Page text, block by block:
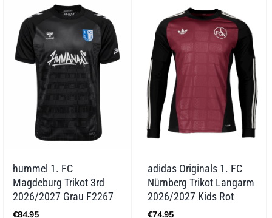
hummel 1. FC
Magdeburg Trikot 3rd
2026/2027 Grau F2267
€84.95
adidas Originals 1. FC
Nürnberg Trikot Langarm
2026/2027 Kids Rot
€74.95